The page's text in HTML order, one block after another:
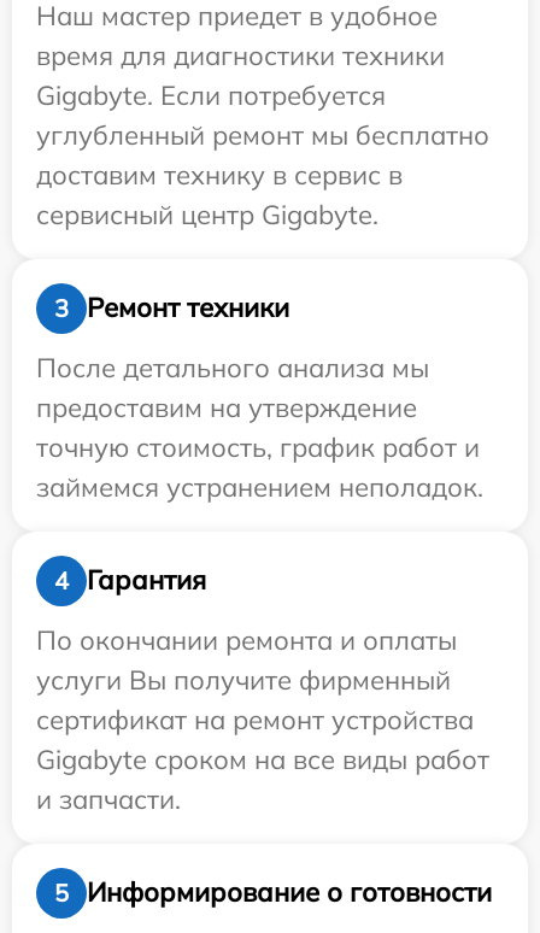
Наш мастер приедет в удобное
время для диагностики техники
Gigabyte. Если потребуется
углубленный ремонт мы бесплатно
доставим технику в сервис в
сервисный центр Gigabyte.
3
Ремонт техники
После детального анализа мы
предоставим на утверждение
точную стоимость, график работ и
займемся устранением неполадок.
4
Гарантия
По окончании ремонта и оплаты
услуги Вы получите фирменный
сертификат на ремонт устройства
Gigabyte сроком на все виды работ
и запчасти.
5
Информирование о готовности